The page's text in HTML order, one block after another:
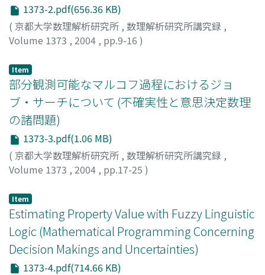
1373-2.pdf(656.36 KB)
( 京都大学数理解析研究所 , 数理解析研究所講究録 ,
Volume 1373 , 2004 , pp.9-16 )
田, 良信
Item
部分観測可能なマルコフ過程におけるジョ
ブ・サーチについて (不確実性と意思決定数理
の諸問題)
1373-3.pdf(1.06 MB)
( 京都大学数理解析研究所 , 数理解析研究所講究録 ,
Volume 1373 , 2004 , pp.17-25 )
Item
Estimating Property Value with Fuzzy Linguistic
Logic (Mathematical Programming Concerning
Decision Makings and Uncertainties)
1373-4.pdf(714.66 KB)